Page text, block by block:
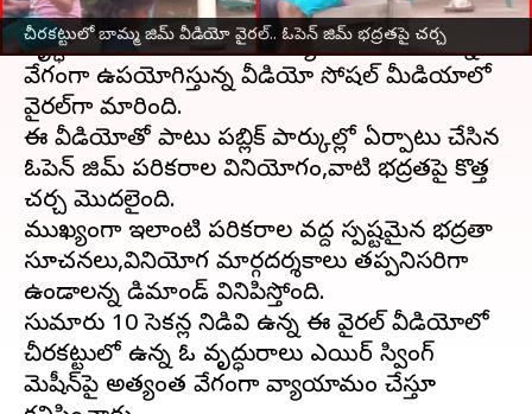
చీరకట్టులో బామ్మ జిమ్ వీడియో వైరల్.. ఓపెన్ జిమ్ భద్రతపై చర్చ
బెంగళూరులోని ఓ పార్కులో చీరకట్టులో ఉన్న ఓ
వృద్ధురాలు ఓపెన్ జిమ్‌లోని వ్యాయామ పరికరాన్ని
వేగంగా ఉపయోగిస్తున్న వీడియో సోషల్ మీడియాలో
వైరల్‌గా మారింది.
ఈ వీడియోతో పాటు పబ్లిక్ పార్కుల్లో ఏర్పాటు చేసిన
ఓపెన్ జిమ్ పరికరాల వినియోగం,వాటి భద్రతపై కొత్త
చర్చ మొదలైంది.
ముఖ్యంగా ఇలాంటి పరికరాల వద్ద స్పష్టమైన భద్రతా
సూచనలు,వినియోగ మార్గదర్శకాలు తప్పనిసరిగా
ఉండాలన్న డిమాండ్ వినిపిస్తోంది.
సుమారు 10 సెకన్ల నిడివి ఉన్న ఈ వైరల్ వీడియోలో
చీరకట్టులో ఉన్న ఓ వృద్ధురాలు ఎయిర్ స్వింగ్
మెషీన్‌పై అత్యంత వేగంగా వ్యాయామం చేస్తూ